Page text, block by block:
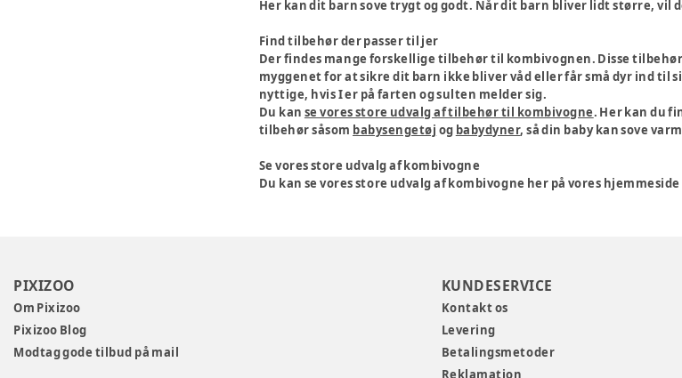
Her kan dit barn sove trygt og godt. Når dit barn bliver lidt større,
Find tilbehør der passer til jer
Der findes mange forskellige tilbehør til kombivognen. Disse
myggenet for at sikre dit barn ikke bliver våd eller får små dyr ind til
nyttige, hvis I er på farten og sulten melder sig.
Du kan se vores store udvalg af tilbehør til kombivogne. Her kan du
tilbehør såsom babysengetøj og babydyner, så din baby kan sove
Se vores store udvalg af kombivogne
Du kan se vores store udvalg af kombivogne her på vores
PIXIZOO
Om Pixizoo
Pixizoo Blog
Modtag gode tilbud på mail
KUNDESERVICE
Kontakt os
Levering
Betalingsmetoder
Reklamation